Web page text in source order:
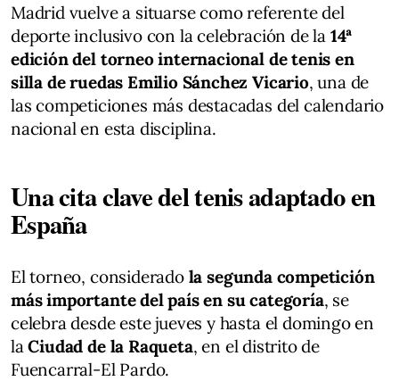
Madrid vuelve a situarse como referente del
deporte inclusivo con la celebración de la 14ª
edición del torneo internacional de tenis en
silla de ruedas Emilio Sánchez Vicario, una de
las competiciones más destacadas del calendario
nacional en esta disciplina.
Una cita clave del tenis adaptado en
España
El torneo, considerado la segunda competición
más importante del país en su categoría, se
celebra desde este jueves y hasta el domingo en
laCiudad de la Raqueta, en el distrito de
Fuencarral-El Pardo.